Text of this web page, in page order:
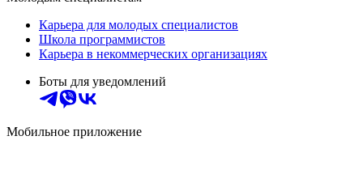
Карьера для молодых специалистов
Школа программистов
Карьера в некоммерческих организациях
Боты для уведомлений
Мобильное приложение